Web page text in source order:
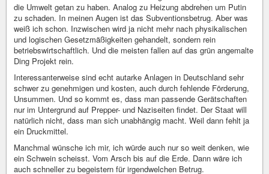
die Umwelt getan zu haben. Analog zu Heizung abdrehen um Putin
zu schaden. In meinen Augen ist das Subventionsbetrug. Aber was
weiß ich schon. Inzwischen wird ja nicht mehr nach physikalischen
und logischen Gesetzmäßigkeiten gehandelt, sondern rein
betriebswirtschaftlich. Und die meisten fallen auf das grün angemalte
Ding Projekt rein.
Interessanterweise sind echt autarke Anlagen in Deutschland sehr
schwer zu genehmigen und kosten, auch durch fehlende Förderung,
Unsummen. Und so kommt es, dass man passende Gerätschaften
nur im Untergrund auf Prepper- und Naziseiten findet. Der Staat will
natürlich nicht, dass man sich unabhängig macht. Weil dann fehlt ja
ein Druckmittel.
Manchmal wünsche ich mir, ich würde auch nur so weit denken, wie
ein Schwein scheisst. Vom Arsch bis auf die Erde. Dann wäre ich
auch schneller zu begeistern für irgendwelchen Betrug.